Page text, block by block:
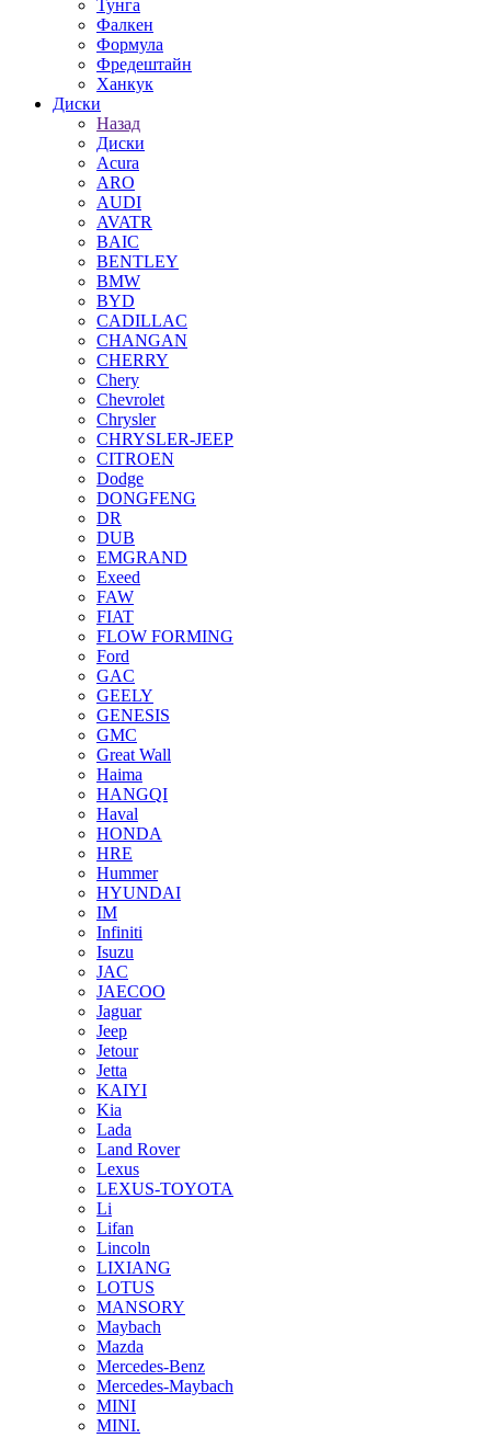
Тунга
Фалкен
Формула
Фредештайн
Ханкук
Диски
Назад
Диски
Acura
ARO
AUDI
AVATR
BAIC
BENTLEY
BMW
BYD
CADILLAC
CHANGAN
CHERRY
Chery
Chevrolet
Chrysler
CHRYSLER-JEEP
CITROEN
Dodge
DONGFENG
DR
DUB
EMGRAND
Exeed
FAW
FIAT
FLOW FORMING
Ford
GAC
GEELY
GENESIS
GMC
Great Wall
Haima
HANGQI
Haval
HONDA
HRE
Hummer
HYUNDAI
IM
Infiniti
Isuzu
JAC
JAECOO
Jaguar
Jeep
Jetour
Jetta
KAIYI
Kia
Lada
Land Rover
Lexus
LEXUS-TOYOTA
Li
Lifan
Lincoln
LIXIANG
LOTUS
MANSORY
Maybach
Mazda
Mercedes-Benz
Mercedes-Maybach
MINI
MINI.